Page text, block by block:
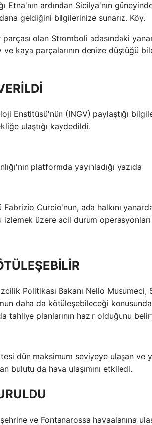
Etna'nın ardından Sicilya'nın
geldiğini bilgilerinize sunarız. Köy.
parçası olan Stromboli adasındaki
ve kaya parçalarının denize düştüğü
Enstitüsü'nün (INGV) paylaştığı
ulaştığı kaydedildi.
platformda yayınladığı yazıda
Fabrizio Curcio'nun, ada halkını
üzere acil durum
Politikası Bakanı Nello Musumeci,
daha da kötüleşebileceği
tahliye planlarının hazır olduğunu
dün maksimum seviyeye ulaşan ve
bulutu da hava ulaşımını etkiledi.
ve Fontanarossa havaalanına